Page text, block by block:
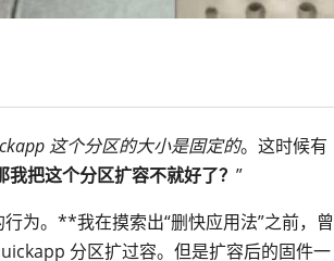
这个分区的大小是固定的。这时候有
我把这个分区扩容不就好了？ ”
为。**我在摸索出“删快应用法”之前，曾
分区扩过容。但是扩容后的固件一